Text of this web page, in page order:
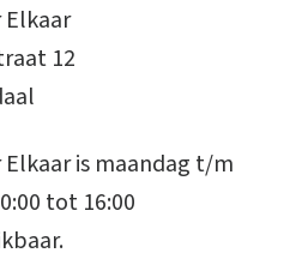
Elkaar
12
is maandag t/m
tot 16:00